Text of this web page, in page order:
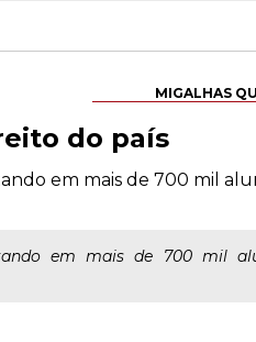
MIGALHAS
do país
em mais de 700 mil
em mais de 700 mil